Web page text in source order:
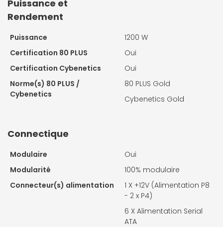
Puissance et
Rendement
Puissance
1200 W
Certification 80 PLUS
Oui
Certification Cybenetics
Oui
Norme(s) 80 PLUS /
Cybenetics
80 PLUS Gold
Cybenetics Gold
Connectique
Modulaire
Oui
Modularité
100% modulaire
Connecteur(s) alimentation
1 X +12V (Alimentation P8
- 2 x P4)
6 X Alimentation Serial
ATA